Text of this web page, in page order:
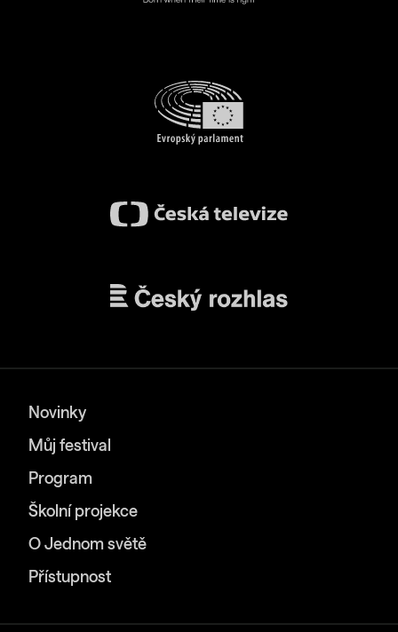
Novinky
Můj festival
Program
Školní projekce
O Jednom světě
Přístupnost